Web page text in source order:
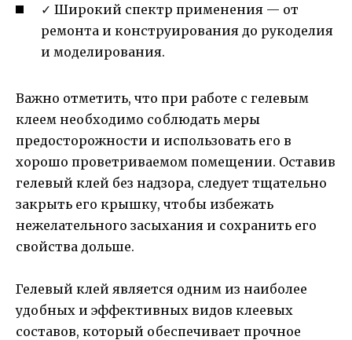
✓ Широкий спектр применения — от
ремонта и конструирования до рукоделия
и моделирования.
Важно отметить, что при работе с гелевым
клеем необходимо соблюдать меры
предосторожности и использовать его в
хорошо проветриваемом помещении. Оставив
гелевый клей без надзора, следует тщательно
закрыть его крышку, чтобы избежать
нежелательного засыхания и сохранить его
свойства дольше.
Гелевый клей является одним из наиболее
удобных и эффективных видов клеевых
составов, который обеспечивает прочное